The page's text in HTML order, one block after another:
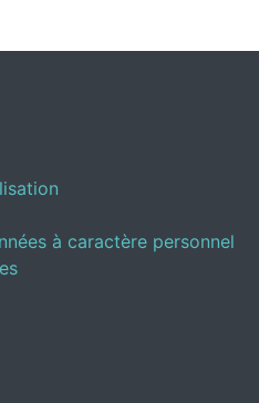
à caractère personnel